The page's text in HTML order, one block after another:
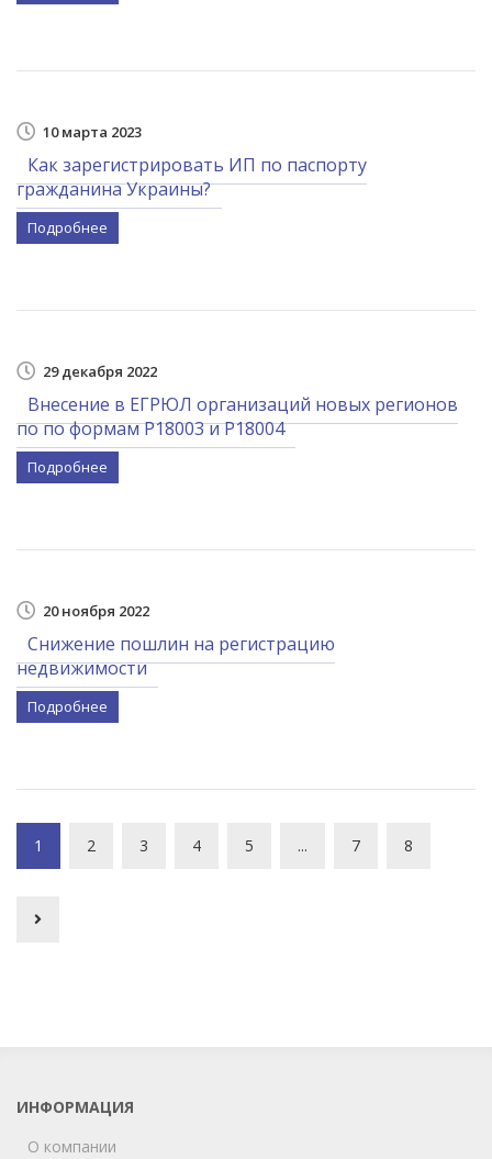
10 марта 2023
Как зарегистрировать ИП по паспорту
гражданина Украины?
Подробнее
29 декабря 2022
Внесение в ЕГРЮЛ организаций новых регионов
по по формам Р18003 и Р18004
Подробнее
20 ноября 2022
Снижение пошлин на регистрацию
недвижимости
Подробнее
1 2 3 4 5 ... 7 8
ИНФОРМАЦИЯ
О компании